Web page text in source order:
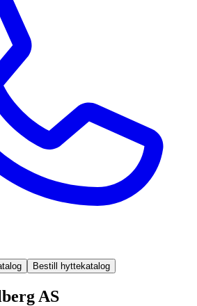
Bestill hyttekatalog
AS